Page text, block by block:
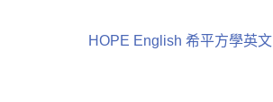
HOPE English 希平方學英文